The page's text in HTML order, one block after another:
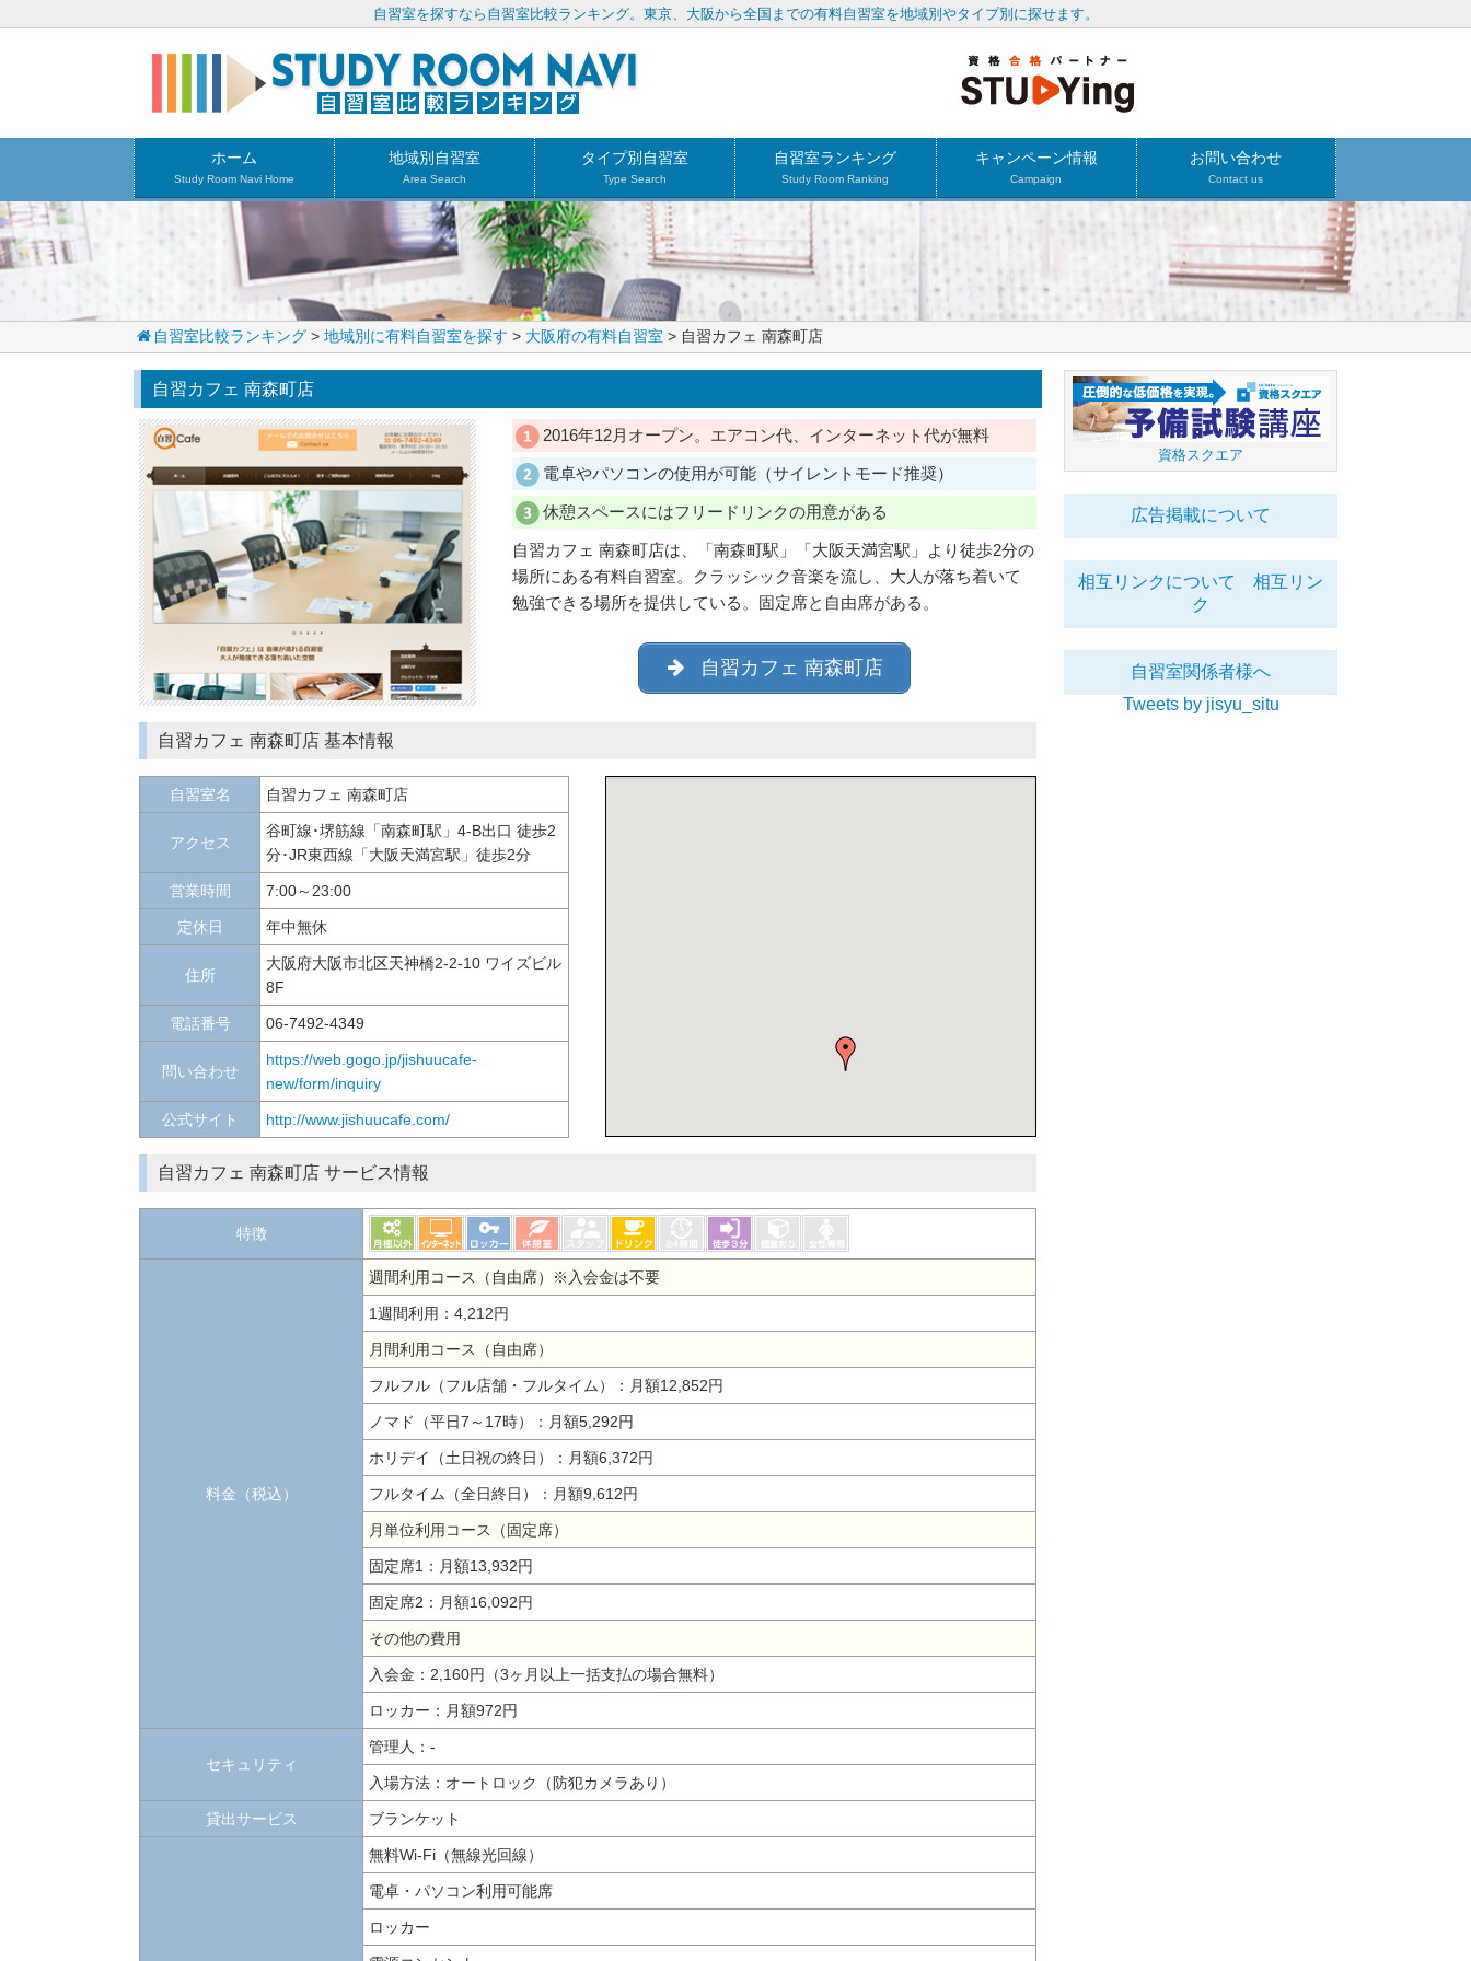
自習室を探すなら自習室比較ランキング。東京、大阪から全国までの有料自習室を地域別やタイプ別に探せます。
ホーム
Study Room Navi Home
地域別自習室
Area Search
タイプ別自習室
Type Search
自習室ランキング
Study Room Ranking
キャンペーン情報
Campaign
お問い合わせ
Contact us
自習室比較ランキング > 地域別に有料自習室を探す > 大阪府の有料自習室 > 自習カフェ 南森町店
自習カフェ 南森町店
2016年12月オープン。エアコン代、インターネット代が無料
電卓やパソコンの使用が可能（サイレントモード推奨）
休憩スペースにはフリードリンクの用意がある
自習カフェ 南森町店は、「南森町駅」「大阪天満宮駅」より徒歩2分の
場所にある有料自習室。クラッシック音楽を流し、大人が落ち着いて
勉強できる場所を提供している。固定席と自由席がある。
自習カフェ 南森町店
自習カフェ 南森町店 基本情報
自習室名 自習カフェ 南森町店
アクセス
谷町線･堺筋線「南森町駅」4-B出口 徒歩2
分･JR東西線「大阪天満宮駅」徒歩2分
営業時間 7:00～23:00
定休日 年中無休
住所
大阪府大阪市北区天神橋2-2-10 ワイズビル
8F
電話番号 06-7492-4349
問い合わせ
https://web.gogo.jp/jishuucafe-
new/form/inquiry
公式サイト http://www.jishuucafe.com/
自習カフェ 南森町店 サービス情報
特徴
料金（税込）
週間利用コース（自由席）※入会金は不要
1週間利用：4,212円
月間利用コース（自由席）
フルフル（フル店舗・フルタイム）：月額12,852円
ノマド（平日7～17時）：月額5,292円
ホリデイ（土日祝の終日）：月額6,372円
フルタイム（全日終日）：月額9,612円
月単位利用コース（固定席）
固定席1：月額13,932円
固定席2：月額16,092円
その他の費用
入会金：2,160円（3ヶ月以上一括支払の場合無料）
ロッカー：月額972円
セキュリティ
管理人：-
入場方法：オートロック（防犯カメラあり）
貸出サービス ブランケット
無料Wi-Fi（無線光回線）
電卓・パソコン利用可能席
ロッカー
資格スクエア
広告掲載について
相互リンクについて
相互リン
ク
自習室関係者様へ
Tweets by jisyu_situ